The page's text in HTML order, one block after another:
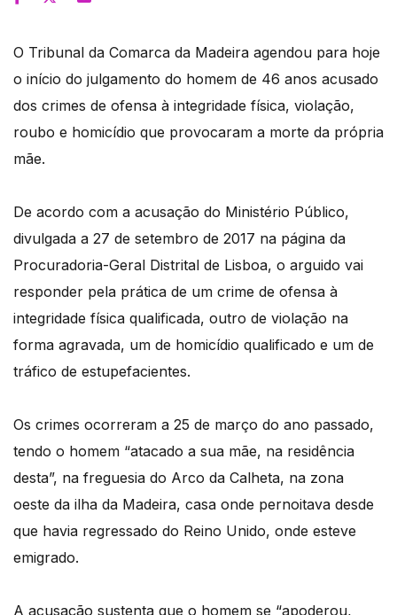
O Tribunal da Comarca da Madeira agendou para hoje
o início do julgamento do homem de 46 anos acusado
dos crimes de ofensa à integridade física, violação,
roubo e homicídio que provocaram a morte da própria
mãe.
De acordo com a acusação do Ministério Público,
divulgada a 27 de setembro de 2017 na página da
Procuradoria-Geral Distrital de Lisboa, o arguido vai
responder pela prática de um crime de ofensa à
integridade física qualificada, outro de violação na
forma agravada, um de homicídio qualificado e um de
tráfico de estupefacientes.
Os crimes ocorreram a 25 de março do ano passado,
tendo o homem “atacado a sua mãe, na residência
desta”, na freguesia do Arco da Calheta, na zona
oeste da ilha da Madeira, casa onde pernoitava desde
que havia regressado do Reino Unido, onde esteve
emigrado.
A acusação sustenta que o homem se “apoderou,